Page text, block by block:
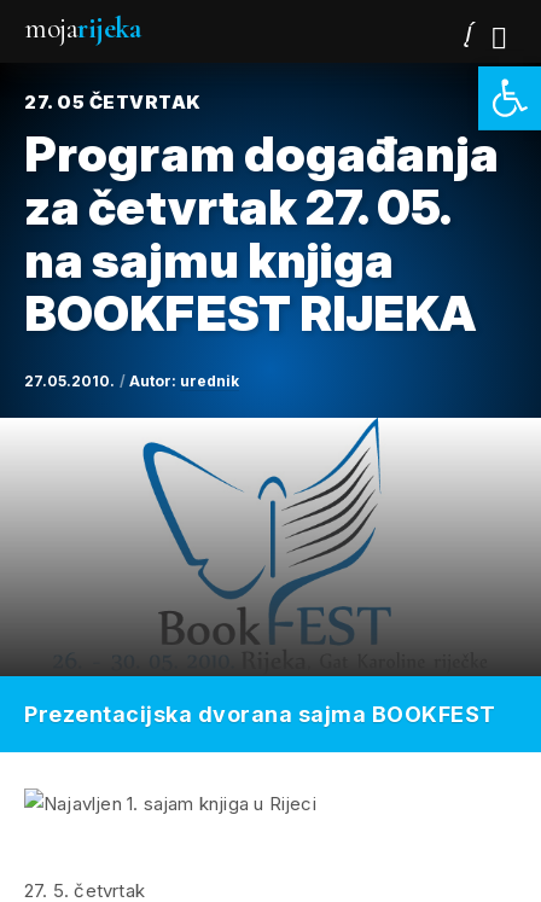
mojarijeka
27. 05 ČETVRTAK
Program događanja
za četvrtak 27. 05.
na sajmu knjiga
BOOKFEST RIJEKA
27.05.2010. Autor: urednik
27. 5. četvrtak
Prezentacijska dvorana sajma BOOKFEST